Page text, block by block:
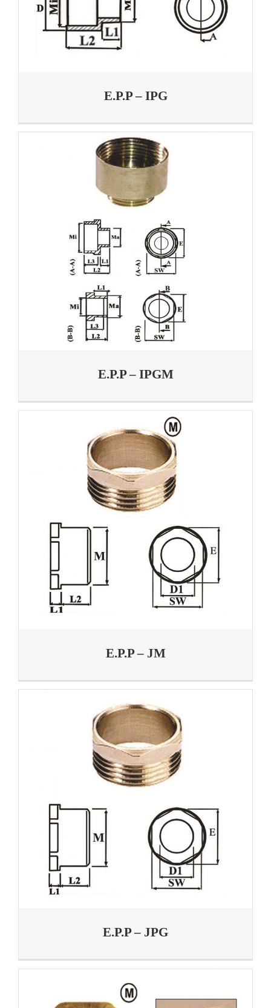
E.P.P – IPG
E.P.P – IPGM
E.P.P – JM
E.P.P – JPG